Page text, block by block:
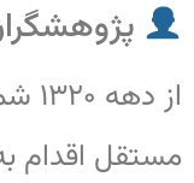
از
مستقل اقدام